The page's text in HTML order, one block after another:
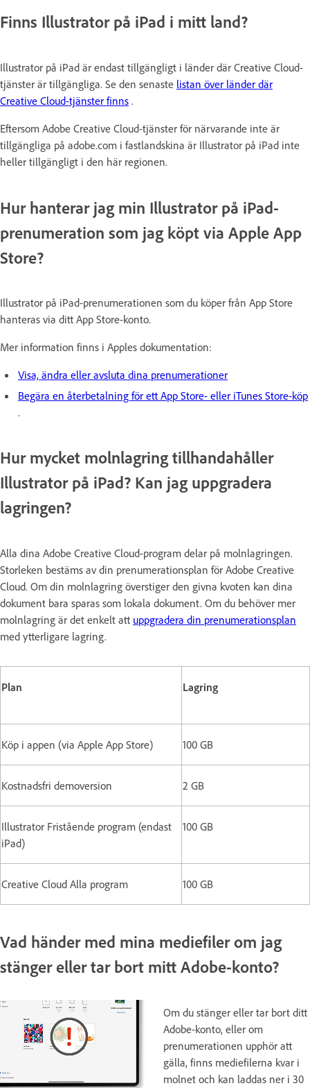
Finns Illustrator på iPad i mitt land?
Illustrator på iPad är endast tillgängligt i länder där Creative Cloud-
tjänster är tillgängliga. Se den senaste listan över länder där
Creative Cloud-tjänster finns .
Eftersom Adobe Creative Cloud-tjänster för närvarande inte är
tillgängliga på adobe.com i fastlandskina är Illustrator på iPad inte
heller tillgängligt i den här regionen.
Hur hanterar jag min Illustrator på iPad-
prenumeration som jag köpt via Apple App
Store?
Illustrator på iPad-prenumerationen som du köper från App Store
hanteras via ditt App Store-konto.
Mer information finns i Apples dokumentation:
Visa, ändra eller avsluta dina prenumerationer
Begära en återbetalning för ett App Store- eller iTunes Store-köp
.
Hur mycket molnlagring tillhandahåller
Illustrator på iPad? Kan jag uppgradera
lagringen?
Alla dina Adobe Creative Cloud-program delar på molnlagringen.
Storleken bestäms av din prenumerationsplan för Adobe Creative
Cloud. Om din molnlagring överstiger den givna kvoten kan dina
dokument bara sparas som lokala dokument. Om du behöver mer
molnlagring är det enkelt att uppgradera din prenumerationsplan
med ytterligare lagring.
Plan Lagring
Köp i appen (via Apple App Store) 100 GB
Kostnadsfri demoversion 2 GB
Illustrator Fristående program (endast
iPad)
100 GB
Creative Cloud Alla program 100 GB
Vad händer med mina mediefiler om jag
stänger eller tar bort mitt Adobe-konto?
Om du stänger eller tar bort ditt
Adobe-konto, eller om
prenumerationen upphör att
gälla, finns mediefilerna kvar i
molnet och kan laddas ner i 30